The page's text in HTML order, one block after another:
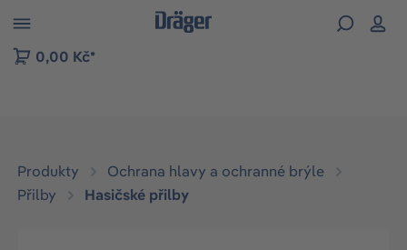
to B2B platform navigation
0,00 Kč*
Produkty
Ochrana hlavy a ochranné brýle
Přilby
Hasičské přilby